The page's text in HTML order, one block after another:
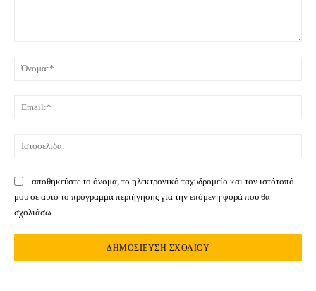
αποθηκεύστε το όνομα, το ηλεκτρονικό ταχυδρομείο και τον ιστότοπό
μου σε αυτό το πρόγραμμα περιήγησης για την επόμενη φορά που θα
σχολιάσω.